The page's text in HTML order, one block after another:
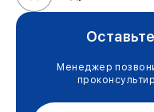
Менеджер